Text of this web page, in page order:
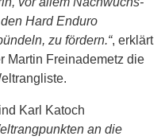
Hard Enduro
zu fördern.“, erklärt
Martin Freinademetz die
Karl Katoch
an die